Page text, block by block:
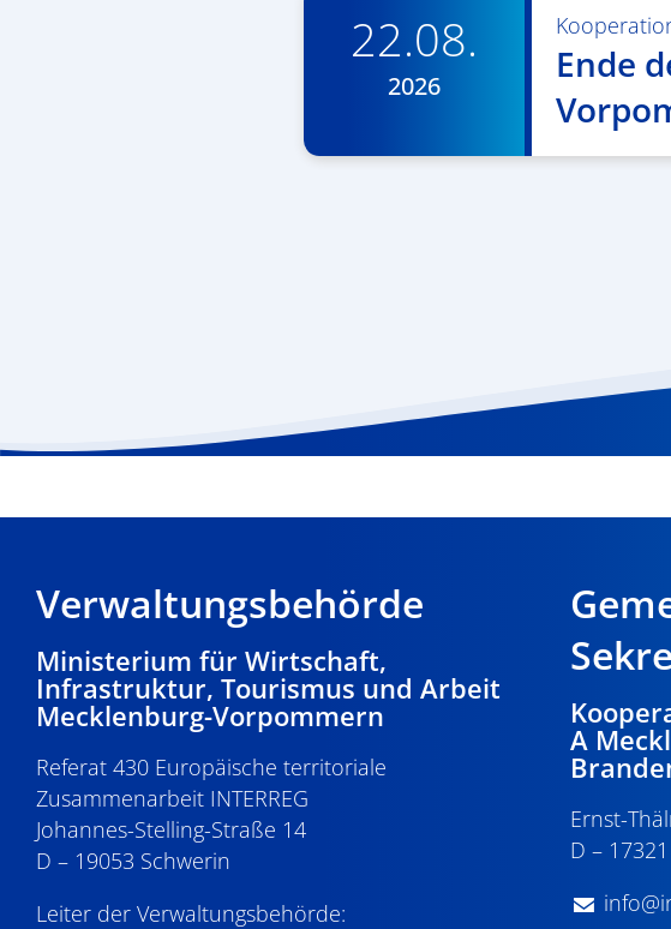
22.08.
2026
Ende
Verwaltungsbehörde
Ministerium für Wirtschaft,
Infrastruktur, Tourismus und Arbeit
Mecklenburg-Vorpommern
Referat 430 Europäische territoriale
Zusammenarbeit INTERREG
Johannes-Stelling-Straße 14
D – 19053 Schwerin
Leiter der Verwaltungsbehörde:
A
Ernst-
D –